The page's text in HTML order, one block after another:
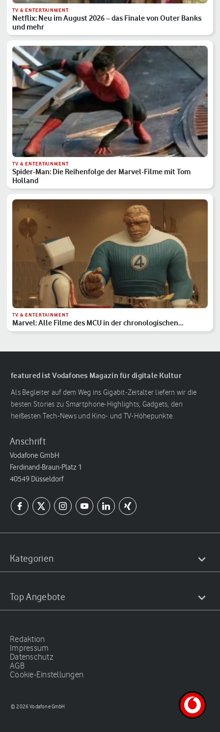
TV & ENTERTAINMENT
Netflix: Neu im August 2026 – das Finale von Outer Banks
und mehr
TV & ENTERTAINMENT
Spider-Man: Die Reihenfolge der Marvel-Filme mit Tom
Holland
TV & ENTERTAINMENT
Marvel: Alle Filme des MCU in der chronologischen
Reihenfolge
featured ist Vodafones Magazin für digitale Kultur
Als Begleiter auf dem Weg ins Gigabit-Zeitalter liefern wir die
besten Stories zu Smartphone-Highlights, Gadgets, den
heißesten Tech-News und Kino- und TV-Höhepunkte.
Anschrift
Vodafone GmbH
Ferdinand-Braun-Platz 1
40549 Düsseldorf
Kategorien
Top Angebote
Redaktion
Impressum
Datenschutz
AGB
Cookie-Einstellungen
© 2026 Vodafone GmbH